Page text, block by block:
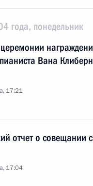
года, понедельник
Вана
17:21
отчет о совещании
17:04